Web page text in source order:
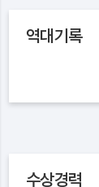
역대기록
수상경력